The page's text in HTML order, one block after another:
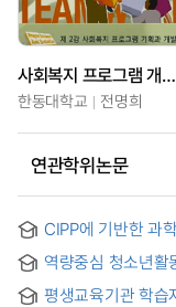
사회복지 프로그램 개발과 평가
한동대학교 전명희
연관학위논문
CIPP에 기반한 과
Technology
Based on CIPP
역량중심 청소년활
평생교육기관 학습